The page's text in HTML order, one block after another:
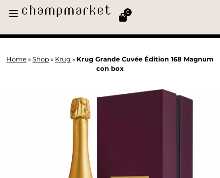
0
Home » Shop » Krug » Krug Grande Cuvée Édition 168 Magnum
con box